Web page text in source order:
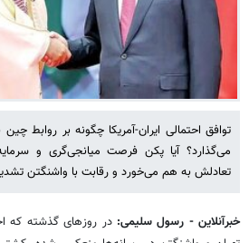
توافق احتمالی ایران-آمریکا چگونه بر روابط
می‌گذارد؟ آیا پکن فرصت میانجی‌گری و
تعادلش به هم می‌خورد و رقابت با واشنگتن
خبرآنلاین - رسول سلیمی: در روزهای گذشته که